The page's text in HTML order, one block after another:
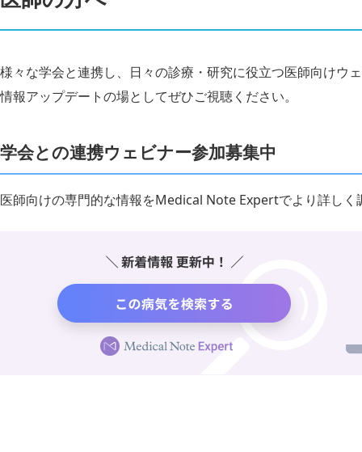
様々な学会と連携し、日々の診療・研究に役立つ医師向けウ
情報アップデートの場としてぜひご視聴ください。
学会との連携ウェビナー参加募集中
医師向けの専門的な情報をMedical Note Expertでより詳しく